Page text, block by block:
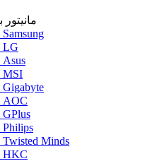
مانیتور Samsung
مانیتور LG
مانیتور Asus
مانیتور MSI
مانیتور Gigabyte
مانیتور AOC
مانیتور GPlus
مانیتور Philips
مانیتور Twisted Minds
مانیتور HKC